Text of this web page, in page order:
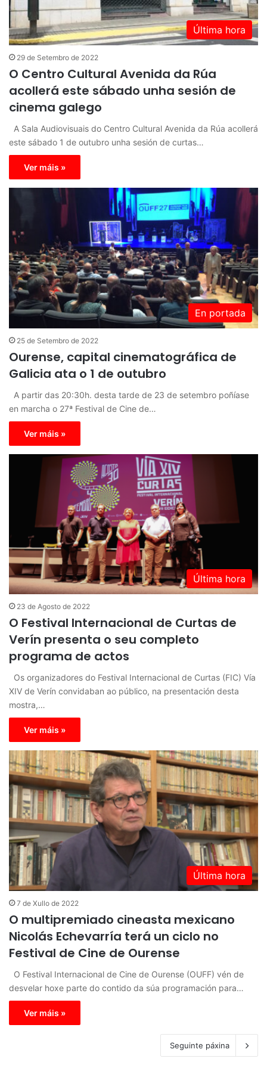
Última hora
29 de Setembro de 2022
O Centro Cultural Avenida da Rúa
acollerá este sábado unha sesión de
cinema galego
A Sala Audiovisuais do Centro Cultural Avenida da Rúa acollerá
este sábado 1 de outubro unha sesión de curtas…
Ver máis »
En portada
25 de Setembro de 2022
Ourense, capital cinematográfica de
Galicia ata o 1 de outubro
A partir das 20:30h. desta tarde de 23 de setembro poñíase
en marcha o 27ª Festival de Cine de…
Ver máis »
Última hora
23 de Agosto de 2022
O Festival Internacional de Curtas de
Verín presenta o seu completo
programa de actos
Os organizadores do Festival Internacional de Curtas (FIC) Vía
XIV de Verín convidaban ao público, na presentación desta
mostra,…
Ver máis »
Última hora
7 de Xullo de 2022
O multipremiado cineasta mexicano
Nicolás Echevarría terá un ciclo no
Festival de Cine de Ourense
O Festival Internacional de Cine de Ourense (OUFF) vén de
desvelar hoxe parte do contido da súa programación para…
Ver máis »
Seguinte páxina